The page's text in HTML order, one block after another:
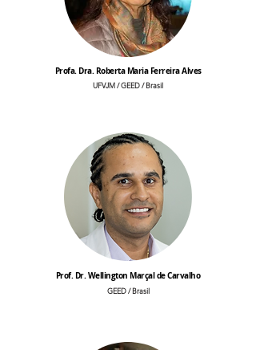
Profa. Dra. Roberta Maria Ferreira Alves
UFVJM / GEED / Brasil
Prof. Dr. Wellington Marçal de Carvalho
GEED / Brasil